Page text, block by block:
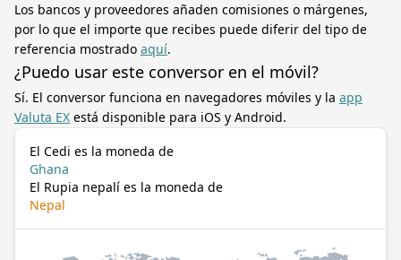
Los bancos y proveedores añaden comisiones o márgenes,
por lo que el importe que recibes puede diferir del tipo de
referencia mostrado aquí.
¿Puedo usar este conversor en el móvil?
Sí. El conversor funciona en navegadores móviles y la app
Valuta EX está disponible para iOS y Android.
El Cedi es la moneda de
Ghana
El Rupia nepalí es la moneda de
Nepal